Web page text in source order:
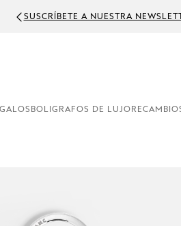
SUSCRÍBETE A NUESTRA
BOLIGRAFOS DE LUJO